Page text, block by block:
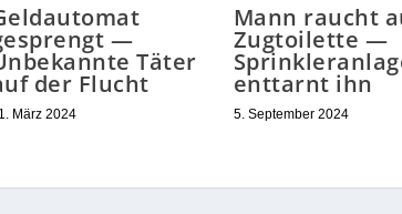
—
Täter
der Flucht
März 2024
Mann raucht
Zugtoilette —
enttarnt ihn
5. September 2024